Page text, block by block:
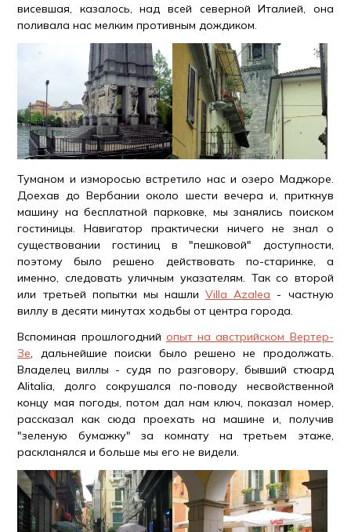
висевшая, казалось, над всей северной Италией, она
поливала нас мелким противным дождиком.
Туманом и изморосью встретило нас и озеро Маджоре.
Доехав до Вербании около шести вечера и, приткнув
машину на бесплатной парковке, мы занялись поиском
гостиницы. Навигатор практически ничего не знал о
существовании гостиниц в "пешковой" доступности,
поэтому было решено действовать по-старинке, а
именно, следовать уличным указателям. Так со второй
или третьей попытки мы нашлиVilla Azalea - частную
виллу в десяти минутах ходьбы от центра города.
Вспоминая прошлогодний опыт на австрийском Вертер-
Зе, дальнейшие поиски было решено не продолжать.
Владелец виллы - судя по разговору, бывший стюард
Alitalia, долго сокрушался по-поводу несвойственной
концу мая погоды, потом дал нам ключ, показал номер,
рассказал как сюда проехать на машине и, получив
"зеленую бумажку" за комнату на третьем этаже,
раскланялся и больше мы его не видели.